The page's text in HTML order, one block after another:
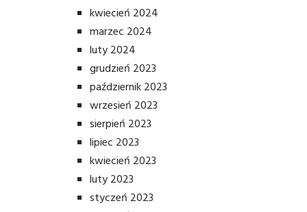
kwiecień 2024
marzec 2024
luty 2024
grudzień 2023
październik 2023
wrzesień 2023
sierpień 2023
lipiec 2023
kwiecień 2023
luty 2023
styczeń 2023